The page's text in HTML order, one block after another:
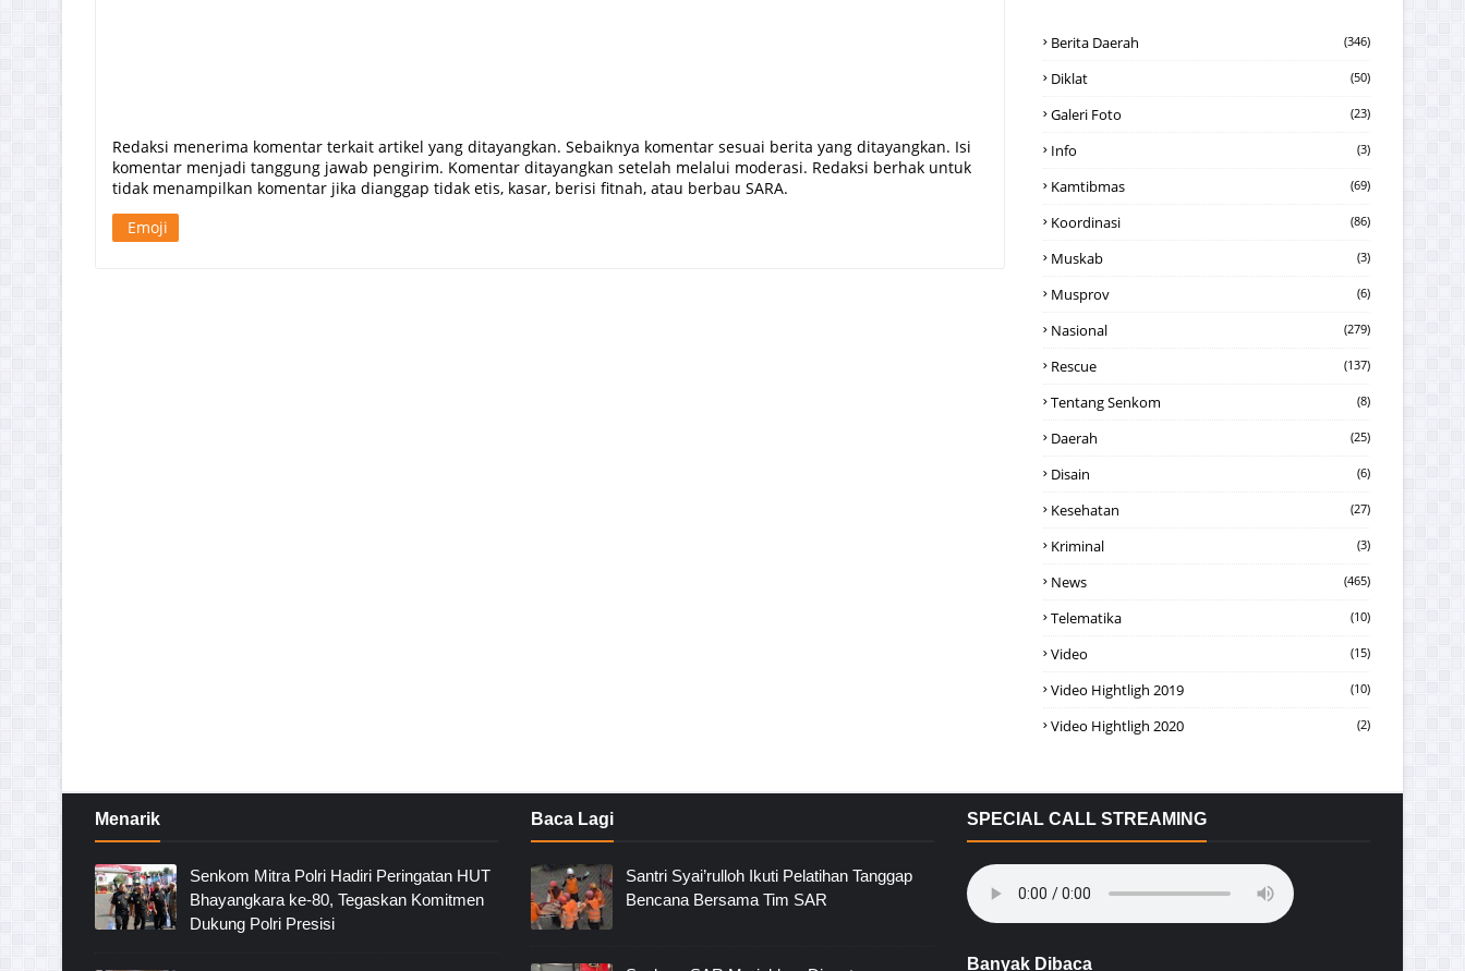
Redaksi menerima komentar terkait artikel yang ditayangkan. Sebaiknya komentar sesuai berita yang ditayangkan. Isi
komentar menjadi tanggung jawab pengirim. Komentar ditayangkan setelah melalui moderasi. Redaksi berhak untuk
tidak menampilkan komentar jika dianggap tidak etis, kasar, berisi fitnah, atau berbau SARA.
Emoji
Berita Daerah (346)
Diklat (50)
Galeri Foto (23)
Info (3)
Kamtibmas (69)
Koordinasi (86)
Muskab (3)
Musprov (6)
Nasional (279)
Rescue (137)
Tentang Senkom (8)
Daerah (25)
Disain (6)
Kesehatan (27)
Kriminal (3)
News (465)
Telematika (10)
Video (15)
Video Hightligh 2019 (10)
Video Hightligh 2020 (2)
Menarik
Senkom Mitra Polri Hadiri Peringatan HUT
Bhayangkara ke-80, Tegaskan Komitmen
Dukung Polri Presisi
Baca Lagi
Santri Syai’rulloh Ikuti Pelatihan Tanggap
Bencana Bersama Tim SAR
SPECIAL CALL STREAMING
Banyak Dibaca